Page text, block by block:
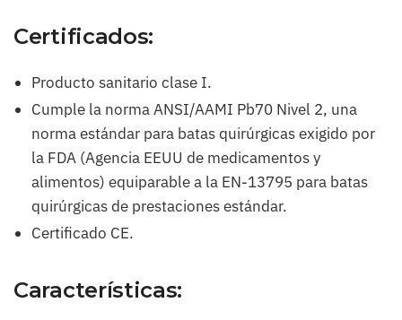
Certificados:
Producto sanitario clase I.
Cumple la norma ANSI/AAMI Pb70 Nivel 2, una
norma estándar para batas quirúrgicas exigido por
la FDA (Agencia EEUU de medicamentos y
alimentos) equiparable a la EN-13795 para batas
quirúrgicas de prestaciones estándar.
Certificado CE.
Características: